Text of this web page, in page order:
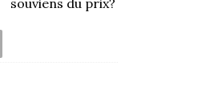
souviens du prix?